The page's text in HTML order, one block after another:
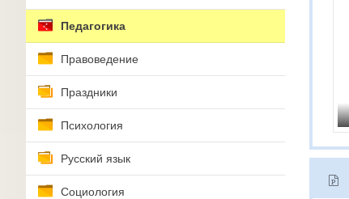
Педагогика
Правоведение
Праздники
Психология
Русский язык
Социология